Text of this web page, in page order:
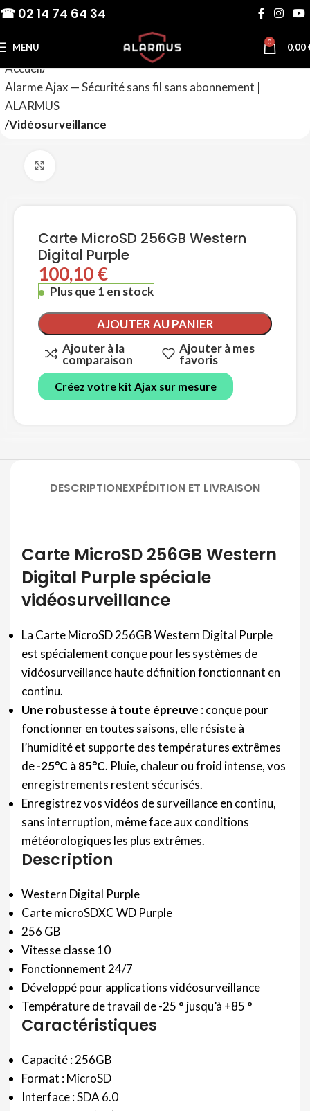
☎ 02 14 74 64 34
MENU 0 0,00
Accueil
Alarme Ajax — Sécurité sans fil sans abonnement |
ALARMUS
Vidéosurveillance
Carte MicroSD 256GB Western
Digital Purple
100,10€
Plus que 1 en stock
AJOUTER AU PANIER
Ajouter à la
comparaison
Ajouter à mes
favoris
Créez votre kit Ajax sur mesure
DESCRIPTIONEXPÉDITION ET LIVRAISON
Carte MicroSD 256GB Western
Digital Purple spéciale
vidéosurveillance
La Carte MicroSD 256GB Western Digital Purple
est spécialement conçue pour les systèmes de
vidéosurveillance haute définition fonctionnant en
continu.
Une robustesse à toute épreuve : conçue pour
fonctionner en toutes saisons, elle résiste à
l’humidité et supporte des températures extrêmes
de-25°C à 85°C. Pluie, chaleur ou froid intense, vos
enregistrements restent sécurisés.
Enregistrez vos vidéos de surveillance en continu,
sans interruption, même face aux conditions
météorologiques les plus extrêmes.
Description
Western Digital Purple
Carte microSDXC WD Purple
256 GB
Vitesse classe 10
Fonctionnement 24/7
Développé pour applications vidéosurveillance
Température de travail de -25 ° jusqu’à +85 °
Caractéristiques
Capacité : 256GB
Format : MicroSD
Interface : SDA 6.0